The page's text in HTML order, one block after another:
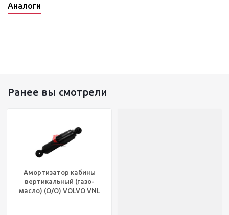
Аналоги
Ранее вы смотрели
Амортизатор кабины
вертикальный (газо-
масло) (O/O) VOLVO VNL